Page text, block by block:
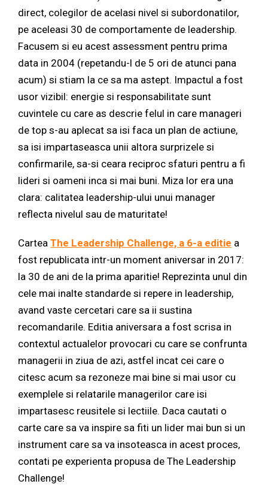
direct, colegilor de acelasi nivel si subordonatilor,
pe aceleasi 30 de comportamente de leadership.
Facusem si eu acest assessment pentru prima
data in 2004 (repetandu-l de 5 ori de atunci pana
acum) si stiam la ce sa ma astept. Impactul a fost
usor vizibil: energie si responsabilitate sunt
cuvintele cu care as descrie felul in care manageri
de top s-au aplecat sa isi faca un plan de actiune,
sa isi impartaseasca unii altora surprizele si
confirmarile, sa-si ceara reciproc sfaturi pentru a fi
lideri si oameni inca si mai buni. Miza lor era una
clara: calitatea leadership-ului unui manager
reflecta nivelul sau de maturitate!
Cartea The Leadership Challenge, a 6-a editie a
fost republicata intr-un moment aniversar in 2017:
la 30 de ani de la prima aparitie! Reprezinta unul din
cele mai inalte standarde si repere in leadership,
avand vaste cercetari care sa ii sustina
recomandarile. Editia aniversara a fost scrisa in
contextul actualelor provocari cu care se confrunta
managerii in ziua de azi, astfel incat cei care o
citesc acum sa rezoneze mai bine si mai usor cu
exemplele si relatarile managerilor care isi
impartasesc reusitele si lectiile. Daca cautati o
carte care sa va inspire sa fiti un lider mai bun si un
instrument care sa va insoteasca in acest proces,
contati pe experienta propusa de The Leadership
Challenge!